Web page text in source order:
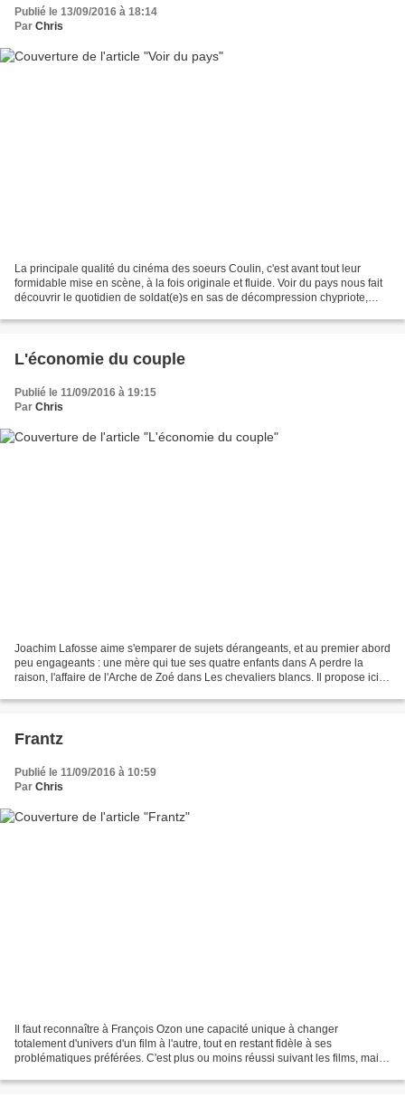
Publié le 13/09/2016 à 18:14
Par Chris
La principale qualité du cinéma des soeurs Coulin, c'est avant tout leur
formidable mise en scène, à la fois originale et fluide. Voir du pays nous fait
découvrir le quotidien de soldat(e)s en sas de décompression chypriote,
L'économie du couple
Publié le 11/09/2016 à 19:15
Par Chris
Joachim Lafosse aime s'emparer de sujets dérangeants, et au premier abord
peu engageants : une mère qui tue ses quatre enfants dans A perdre la
raison, l'affaire de l'Arche de Zoé dans Les chevaliers blancs. Il propose ici
Frantz
Publié le 11/09/2016 à 10:59
Par Chris
Il faut reconnaître à François Ozon une capacité unique à changer
totalement d'univers d'un film à l'autre, tout en restant fidèle à ses
problématiques préférées. C'est plus ou moins réussi suivant les films, mais